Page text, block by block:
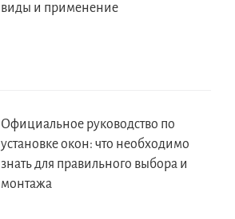
виды и применение
Официальное руководство по
установке окон: что необходимо
знать для правильного выбора и
монтажа